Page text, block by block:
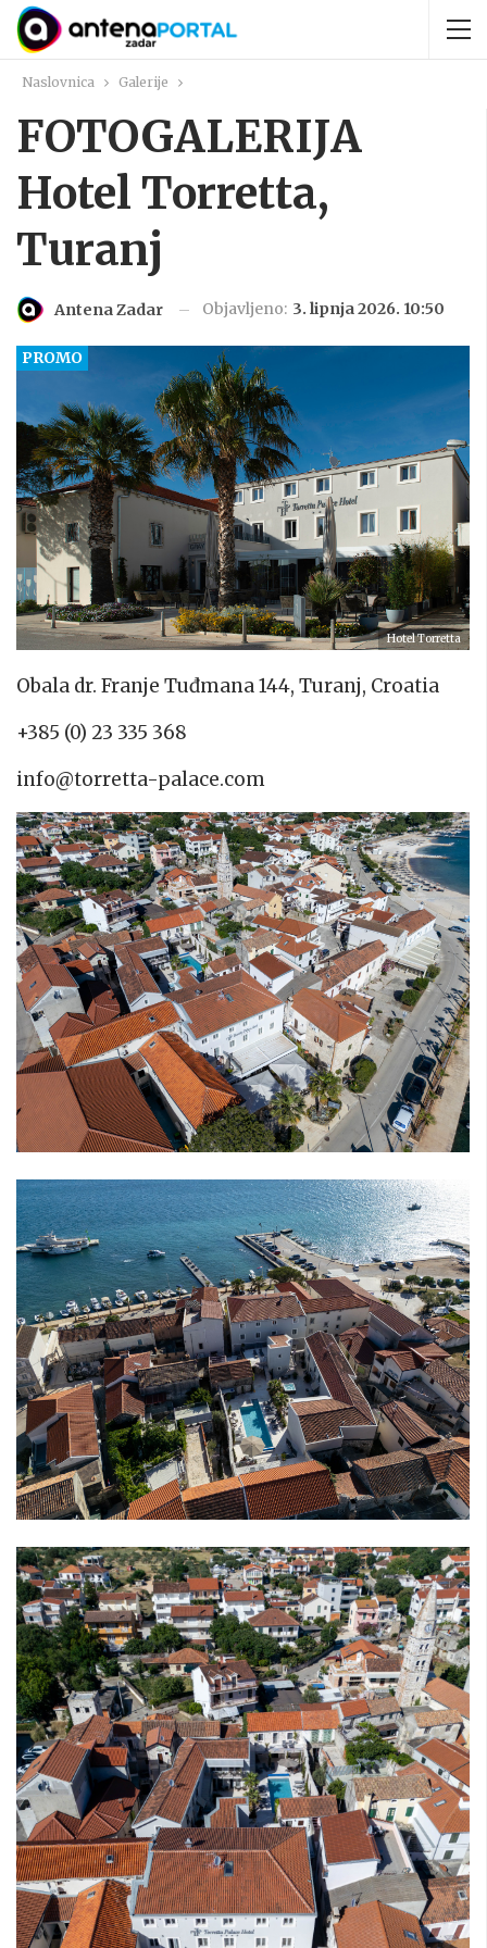
Naslovnica Galerije
FOTOGALERIJA
Hotel Torretta,
Turanj
Antena Zadar Objavljeno: 3. lipnja 2026. 10:50
Hotel Torretta
Obala dr. Franje Tuđmana 144, Turanj, Croatia
+385 (0) 23 335 368
info@torretta-palace.com